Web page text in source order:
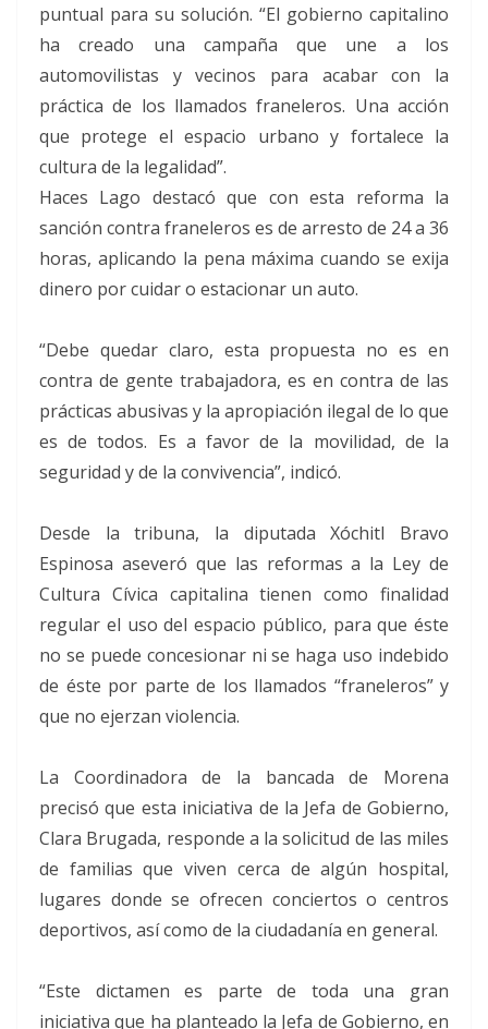
puntual para su solución. “El gobierno capitalino
ha creado una campaña que une a los
automovilistas y vecinos para acabar con la
práctica de los llamados franeleros. Una acción
que protege el espacio urbano y fortalece la
cultura de la legalidad”.
Haces Lago destacó que con esta reforma la
sanción contra franeleros es de arresto de 24 a 36
horas, aplicando la pena máxima cuando se exija
dinero por cuidar o estacionar un auto.
“Debe quedar claro, esta propuesta no es en
contra de gente trabajadora, es en contra de las
prácticas abusivas y la apropiación ilegal de lo que
es de todos. Es a favor de la movilidad, de la
seguridad y de la convivencia”, indicó.
Desde la tribuna, la diputada Xóchitl Bravo
Espinosa aseveró que las reformas a la Ley de
Cultura Cívica capitalina tienen como finalidad
regular el uso del espacio público, para que éste
no se puede concesionar ni se haga uso indebido
de éste por parte de los llamados “franeleros” y
que no ejerzan violencia.
La Coordinadora de la bancada de Morena
precisó que esta iniciativa de la Jefa de Gobierno,
Clara Brugada, responde a la solicitud de las miles
de familias que viven cerca de algún hospital,
lugares donde se ofrecen conciertos o centros
deportivos, así como de la ciudadanía en general.
“Este dictamen es parte de toda una gran
iniciativa que ha planteado la Jefa de Gobierno, en